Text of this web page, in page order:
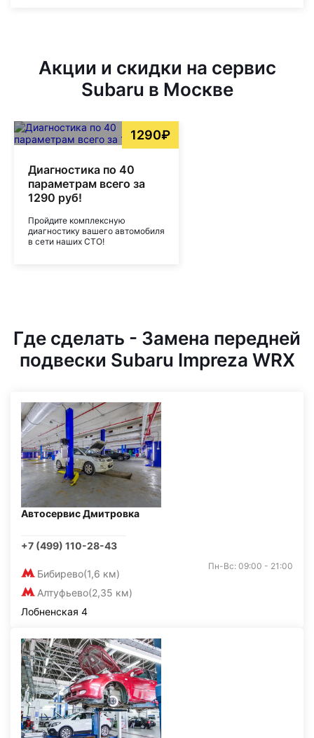
Акции и скидки на сервис
Subaru в Москве
1290₽
Диагностика по 40
параметрам всего за
1290 руб!
Пройдите комплексную
диагностику вашего автомобиля
в сети наших СТО!
Где сделать - Замена передней
подвески Subaru Impreza WRX
Автосервис Дмитровка
+7 (499) 110-28-43
Бибирево(1,6 км)
Алтуфьево(2,35 км)
Пн-Вс: 09:00 - 21:00
Лобненская 4